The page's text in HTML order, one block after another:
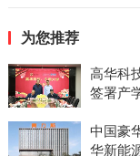
为您推荐
高华科
签署产
中国豪
华新能